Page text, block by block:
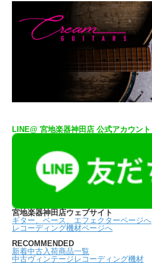
LINE@ 宮地楽器神田店 公式アカウント
宮地楽器神田店ウェブサイト
ギター、ベース、エフェクターページへ
レコーディング機材ページへ
RECOMMENDED
新着中古入荷商品一覧
中古ヴィンテージレコーディング機材